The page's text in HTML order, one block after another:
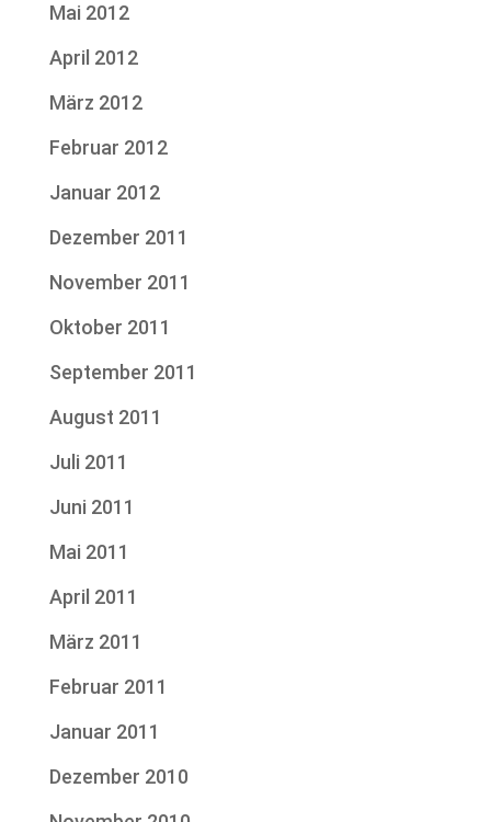
Mai 2012
April 2012
März 2012
Februar 2012
Januar 2012
Dezember 2011
November 2011
Oktober 2011
September 2011
August 2011
Juli 2011
Juni 2011
Mai 2011
April 2011
März 2011
Februar 2011
Januar 2011
Dezember 2010